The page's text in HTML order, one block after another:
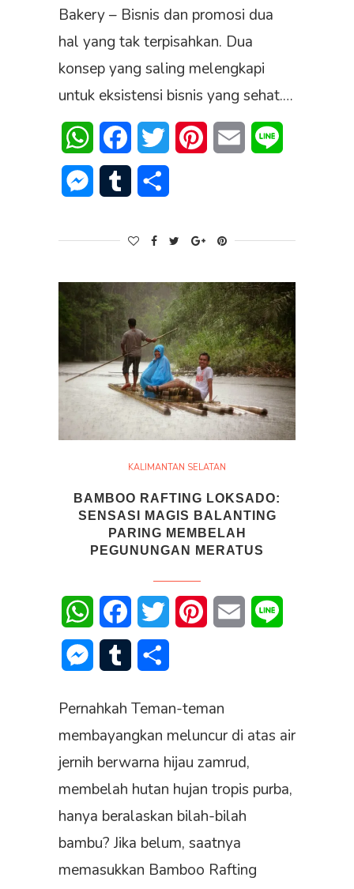
Bakery – Bisnis dan promosi dua
hal yang tak terpisahkan. Dua
konsep yang saling melengkapi
untuk eksistensi bisnis yang sehat.…
WhatsAppFacebookTwitter PinterestEmail
Messenger
Tumblr
KALIMANTAN SELATAN
BAMBOO RAFTING LOKSADO:
SENSASI MAGIS BALANTING
PARING MEMBELAH
PEGUNUNGAN MERATUS
WhatsAppFacebookTwitter PinterestEmail
Messenger
Tumblr
Pernahkah Teman-teman
membayangkan meluncur di atas air
jernih berwarna hijau zamrud,
membelah hutan hujan tropis purba,
hanya beralaskan bilah-bilah
bambu? Jika belum, saatnya
memasukkan Bamboo Rafting